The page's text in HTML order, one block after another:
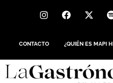
CONTACTO ¿QUIÉN ES MAPI